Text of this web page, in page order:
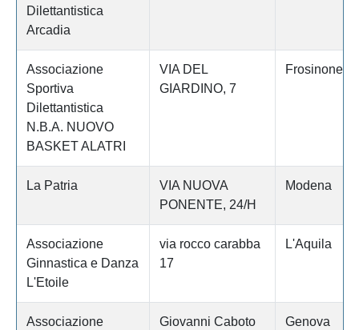
Dilettantistica
Arcadia
Associazione
Sportiva
Dilettantistica
N.B.A. NUOVO
BASKET ALATRI
VIA DEL
GIARDINO, 7
Frosinone
La Patria
VIA NUOVA
PONENTE, 24/H
Modena
Associazione
Ginnastica e Danza
L'Etoile
via rocco carabba
17
L'Aquila
Associazione
Giovanni Caboto
Genova